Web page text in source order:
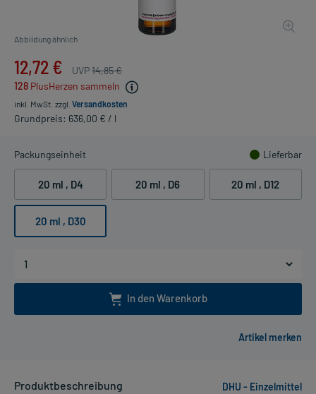
Abbildung ähnlich
12,72 € UVP14,85 €
128 PlusHerzen sammeln
inkl. MwSt. zzgl. Versandkosten
Grundpreis: 636,00 € / l
Packungseinheit Lieferbar
20 ml , D4 20 ml , D6 20 ml , D12
20 ml , D30
In den Warenkorb
Produktbeschreibung
DHU - Einzelmittel